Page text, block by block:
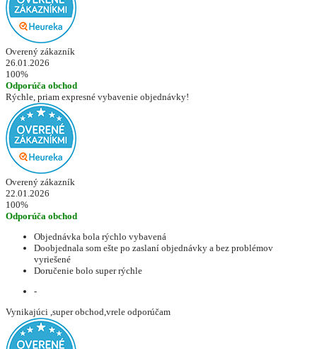
Overený zákazník
26.01.2026
100%
Odporúča obchod
Rýchle, priam expresné vybavenie objednávky!
Overený zákazník
22.01.2026
100%
Odporúča obchod
Objednávka bola rýchlo vybavená
Doobjednala som ešte po zaslaní objednávky a bez problémov
vyriešené
Doručenie bolo super rýchle
-
Vynikajúci ,super obchod,vrele odporúčam